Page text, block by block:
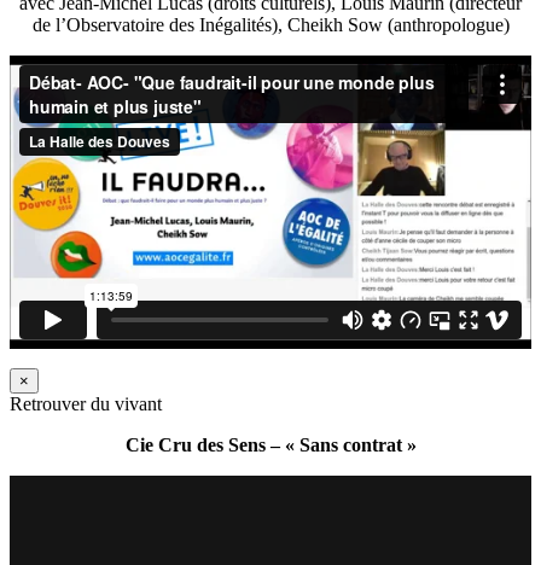
de l’Observatoire des Inégalités), Cheikh Sow (anthropologue)
×
Retrouver du vivant
Cie Cru des Sens – « Sans contrat »